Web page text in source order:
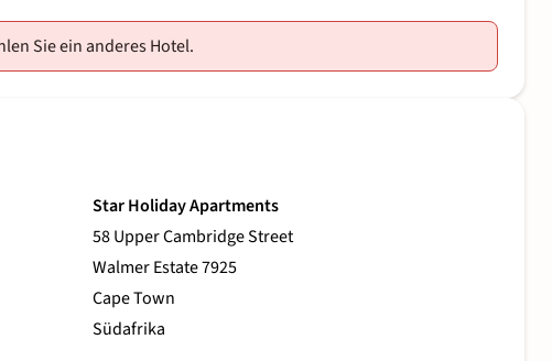
Sie ein anderes Hotel.
Star Holiday Apartments
58 Upper Cambridge Street
Walmer Estate 7925
Cape Town
Südafrika